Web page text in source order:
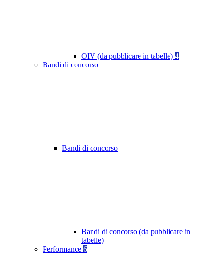
OIV (da pubblicare in tabelle) 4
Bandi di concorso
Bandi di concorso
Bandi di concorso (da pubblicare in
tabelle)
Performance 6